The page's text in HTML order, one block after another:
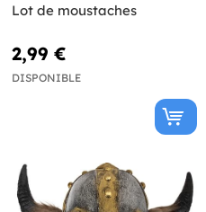
Lot de moustaches
2,99 €
DISPONIBLE